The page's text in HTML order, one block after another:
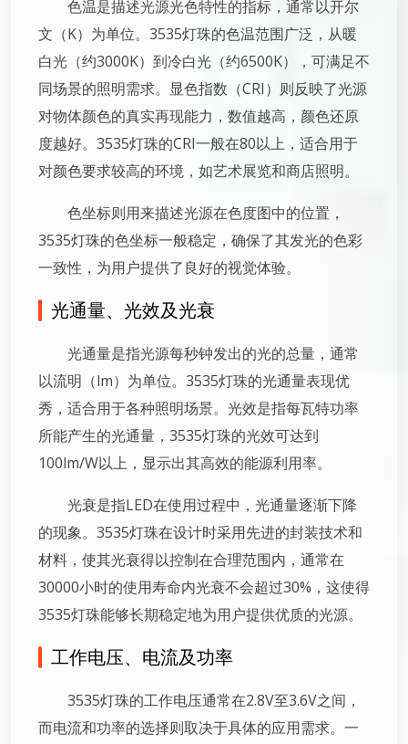
色温是描述光源光色特性的指标，通常以开尔
文（K）为单位。3535灯珠的色温范围广泛，从暖
白光（约3000K）到冷白光（约6500K），可满足不
同场景的照明需求。显色指数（CRI）则反映了光源
对物体颜色的真实再现能力，数值越高，颜色还原
度越好。3535灯珠的CRI一般在80以上，适合用于
对颜色要求较高的环境，如艺术展览和商店照明。
色坐标则用来描述光源在色度图中的位置，
3535灯珠的色坐标一般稳定，确保了其发光的色彩
一致性，为用户提供了良好的视觉体验。
光通量、光效及光衰
光通量是指光源每秒钟发出的光的总量，通常
以流明（lm）为单位。3535灯珠的光通量表现优
秀，适合用于各种照明场景。光效是指每瓦特功率
所能产生的光通量，3535灯珠的光效可达到
100lm/W以上，显示出其高效的能源利用率。
光衰是指LED在使用过程中，光通量逐渐下降
的现象。3535灯珠在设计时采用先进的封装技术和
材料，使其光衰得以控制在合理范围内，通常在
30000小时的使用寿命内光衰不会超过30%，这使得
3535灯珠能够长期稳定地为用户提供优质的光源。
工作电压、电流及功率
3535灯珠的工作电压通常在2.8V至3.6V之间，
而电流和功率的选择则取决于具体的应用需求。一